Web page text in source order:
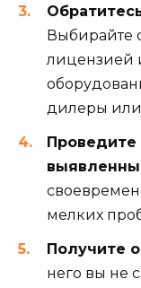
Выбирайте
лицензией
дилеры или
Проведите
мелких
Получите
него вы не